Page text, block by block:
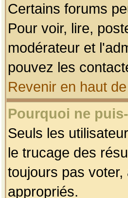
Certains forums
Pour voir, lire,
modérateur et
pouvez les
Revenir en haut
Pourquoi ne
Seuls les
le trucage des
toujours pas
appropriés.